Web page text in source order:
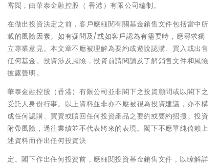
審閱，由華泰金融控股（ 香港）有限公司編制。
在做出投資決定之前，客戶應細閱有關基金銷售文件包括當中所
載的風險因素。如有疑問及/或如客戶認為有需要時，應尋求獨
立專業意見。本文章不應被理解為要約或遊說認購、買入或出售
任何基金。投資涉及風險，投資前請閱讀及了解銷售文件和風險
披露聲明。
華泰金融控股（香港）有限公司並非閣下之投資顧問或以閣下之
受託人身份行事。以上資料並非亦不應被視為投資建議，亦不構
成任何認購、買賣或贖回任何投資產品之要約或要約招攬。投資
附帶風險，過往業績並不代表將來的表現。閣下不應單純倚賴上
述資料而作出任何投資決
定。閣下作出任何投資前，應細閱投資基金銷售文件，以瞭解詳